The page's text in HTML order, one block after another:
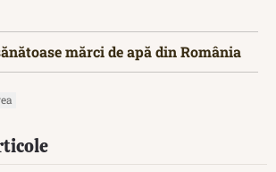
mărci de apă din România